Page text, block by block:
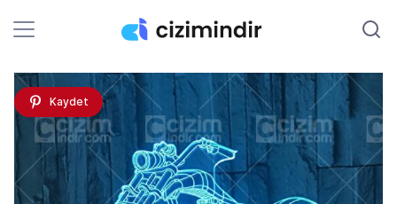
Kaydet